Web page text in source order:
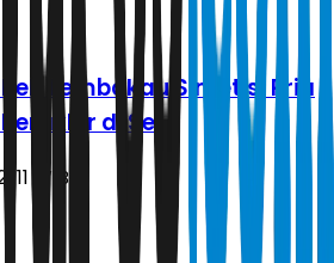
Tembakau Sintetis, Pria
di Sel
WIB